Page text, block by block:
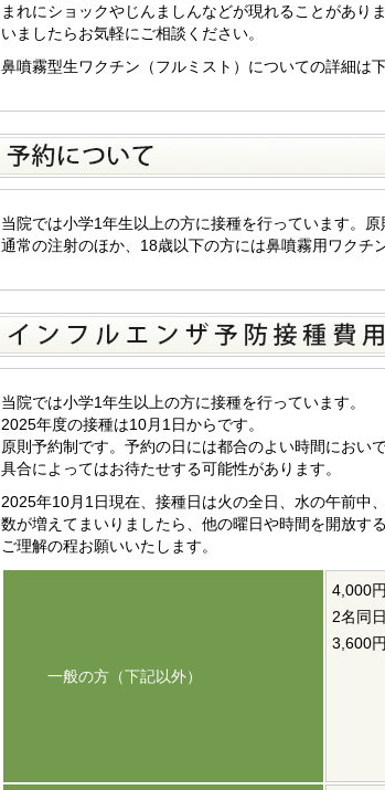
まれにショックやじんましんなどが現れることがあり
いましたらお気軽にご相談ください。
鼻噴霧型生ワクチン（フルミスト）についての詳細は
当院では小学1年生以上の方に接種を行っています。
通常の注射のほか、18歳以下の方には鼻噴霧用ワクチ
当院では小学1年生以上の方に接種を行っています。
2025年度の接種は10月1日からです。
原則予約制です。予約の日には都合のよい時間におい
具合によってはお待たせする可能性があります。
2025年10月1日現在、接種日は火の全日、水の午前中
数が増えてまいりましたら、他の曜日や時間を開放する
ご理解の程お願いいたします。
一般の方（下記以外）
4,000
2名同
3,600